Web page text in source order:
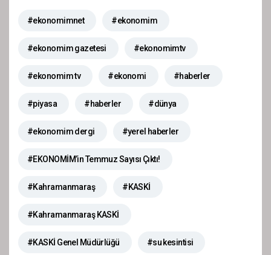
#ekonomimnet #ekonomim
#ekonomim gazetesi #ekonomimtv
#ekonomim tv #ekonomi #haberler
#piyasa #haberler #dünya
#ekonomim dergi #yerel haberler
#EKONOMİM’in Temmuz Sayısı Çıktı!
#Kahramanmaraş #KASKİ
#Kahramanmaraş KASKİ
#KASKİ Genel Müdürlüğü #su kesintisi